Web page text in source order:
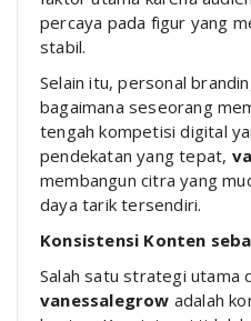
percaya pada figur yang
stabil.
Selain itu, personal
bagaimana seseorang
tengah kompetisi digital
pendekatan yang tepat,
membangun citra yang
daya tarik tersendiri.
Konsistensi Konten
Salah satu strategi utama
vanessalegrow adalah